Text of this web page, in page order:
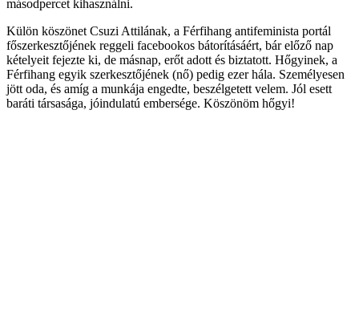
másodpercet kihasználni.
Külön köszönet Csuzi Attilának, a Férfihang antifeminista portál
főszerkesztőjének reggeli facebookos bátorításáért, bár előző nap
kételyeit fejezte ki, de másnap, erőt adott és biztatott. Hőgyinek, a
Férfihang egyik szerkesztőjének (nő) pedig ezer hála. Személyesen
jött oda, és amíg a munkája engedte, beszélgetett velem. Jól esett
baráti társasága, jóindulatú embersége. Köszönöm hőgyi!